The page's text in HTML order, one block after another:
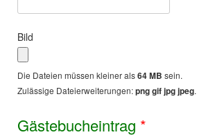
Bild
Die Dateien müssen kleiner als64 MB sein.
Zulässige Dateierweiterungen:png gif jpg jpeg.
Gästebucheintrag *